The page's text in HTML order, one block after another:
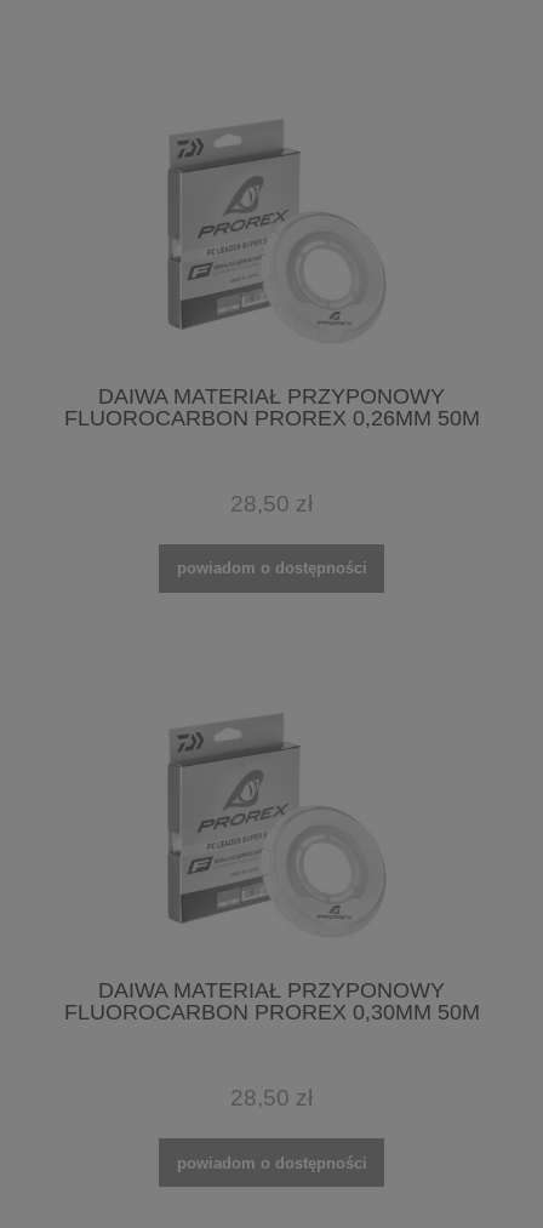
DAIWA MATERIAŁ PRZYPONOWY
FLUOROCARBON PROREX 0,26MM 50M
28,50 zł
powiadom o dostępności
DAIWA MATERIAŁ PRZYPONOWY
FLUOROCARBON PROREX 0,30MM 50M
28,50 zł
powiadom o dostępności